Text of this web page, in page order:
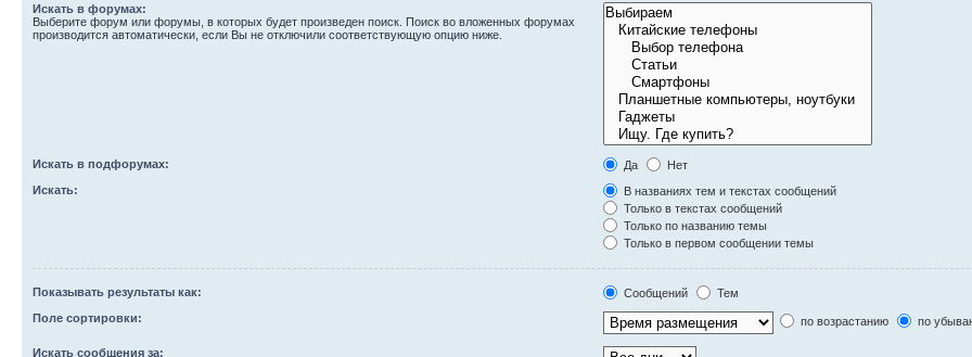
Искать в форумах:
Выберите форум или форумы, в которых будет произведен поиск. Поиск во вложенных форумах
производится автоматически, если Вы не отключили соответствующую опцию ниже.
Искать в подфорумах: Да
Нет
Искать:
В названиях тем и текстах сообщений
Только в текстах сообщений
Только по названию темы
Только в первом сообщении темы
Показывать результаты как: Сообщений
Тем
Поле сортировки:
по возрастанию по
Искать сообщения за: